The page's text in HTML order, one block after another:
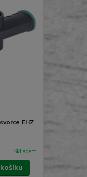
EHZ
Skladem